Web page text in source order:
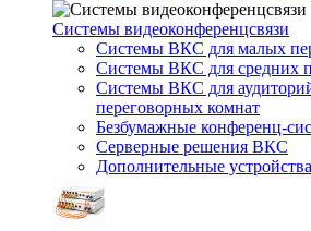
Системы видеоконференцсвязи
Системы ВКС для малых
Системы ВКС для средних
Системы ВКС для
переговорных комнат
Безбумажные конференц-
Серверные решения ВКС
Дополнительные